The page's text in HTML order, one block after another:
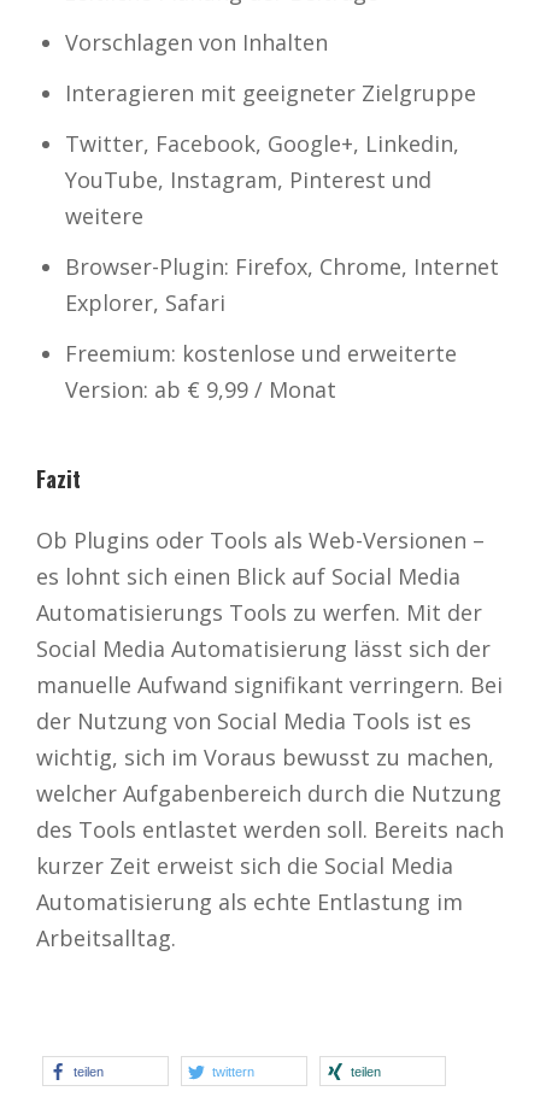
Vorschlagen von Inhalten
Interagieren mit geeigneter Zielgruppe
Twitter, Facebook, Google+, Linkedin,
YouTube, Instagram, Pinterest und
weitere
Browser-Plugin: Firefox, Chrome, Internet
Explorer, Safari
Freemium: kostenlose und erweiterte
Version: ab € 9,99 / Monat
Fazit
Ob Plugins oder Tools als Web-Versionen –
es lohnt sich einen Blick auf Social Media
Automatisierungs Tools zu werfen. Mit der
Social Media Automatisierung lässt sich der
manuelle Aufwand signifikant verringern. Bei
der Nutzung von Social Media Tools ist es
wichtig, sich im Voraus bewusst zu machen,
welcher Aufgabenbereich durch die Nutzung
des Tools entlastet werden soll. Bereits nach
kurzer Zeit erweist sich die Social Media
Automatisierung als echte Entlastung im
Arbeitsalltag.
teilen twittern teilen